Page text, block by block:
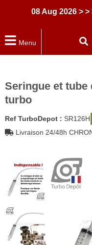
08 Aug 2026 > > >
Menu
Seringue et
turbo
Ref TurboDepot : SR126H
Livraison 24/48h